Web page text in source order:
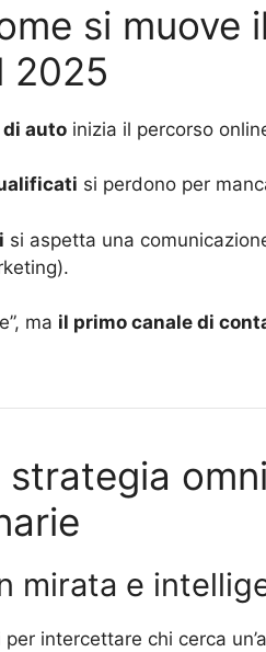
si muove
2025
auto inizia il percorso
si perdono per
si aspetta una
ma il primo canale di
strategia
mirata e
per intercettare chi cerca